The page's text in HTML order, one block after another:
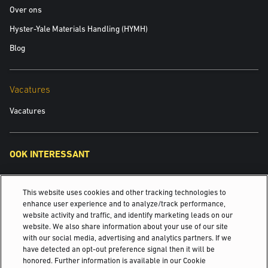
Over ons
Hyster-Yale Materials Handling (HYMH)
Blog
Vacatures
Vacatures
OOK INTERESSANT
Detailhandel
Yale Robotics
Onderhoud van uw Yale® Equipment
©2025 Hyster-Yale Materials Handling, Inc., alle rechten
This website uses cookies and other tracking technologies to
enhance user experience and to analyze/track performance,
website activity and traffic, and identify marketing leads on our
website. We also share information about your use of our site
with our social media, advertising and analytics partners. If we
have detected an opt-out preference signal then it will be
honored. Further information is available in our Cookie